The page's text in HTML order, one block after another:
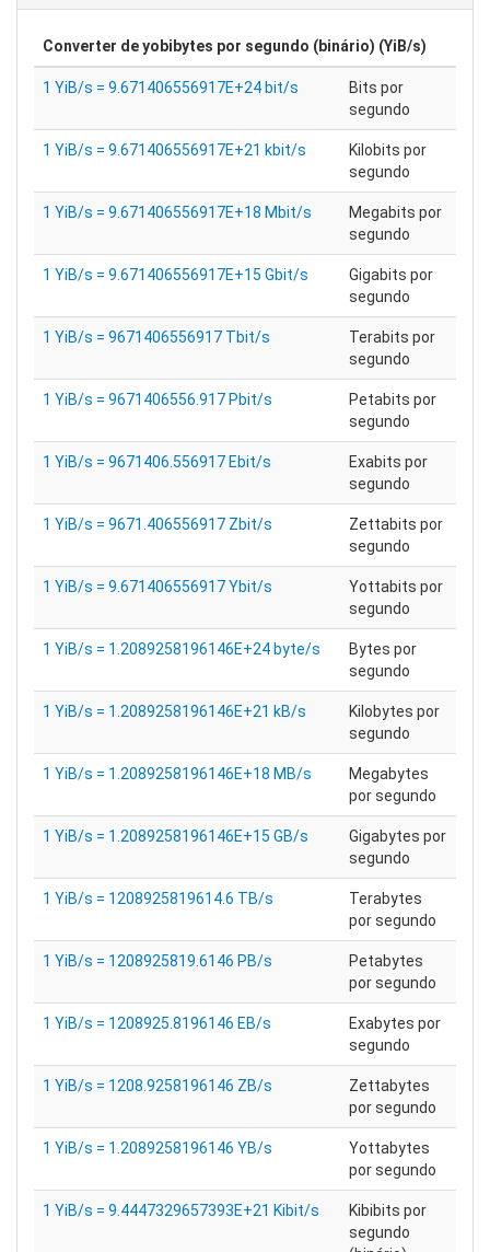
Converter deyobibytes por segundo (binário) (YiB/s)
1 YiB/s = 9.671406556917E+24 bit/s
Bits por
segundo
1 YiB/s = 9.671406556917E+21 kbit/s
Kilobits por
segundo
1 YiB/s = 9.671406556917E+18 Mbit/s
Megabits por
segundo
1 YiB/s = 9.671406556917E+15 Gbit/s
Gigabits por
segundo
1 YiB/s = 9671406556917 Tbit/s
Terabits por
segundo
1 YiB/s = 9671406556.917 Pbit/s
Petabits por
segundo
1 YiB/s = 9671406.556917 Ebit/s
Exabits por
segundo
1 YiB/s = 9671.406556917 Zbit/s
Zettabits por
segundo
1 YiB/s = 9.671406556917 Ybit/s
Yottabits por
segundo
1 YiB/s = 1.2089258196146E+24 byte/s
Bytes por
segundo
1 YiB/s = 1.2089258196146E+21 kB/s
Kilobytes por
segundo
1 YiB/s = 1.2089258196146E+18 MB/s
Megabytes
por segundo
1 YiB/s = 1.2089258196146E+15 GB/s
Gigabytes por
segundo
1 YiB/s = 1208925819614.6 TB/s
Terabytes
por segundo
1 YiB/s = 1208925819.6146 PB/s
Petabytes
por segundo
1 YiB/s = 1208925.8196146 EB/s
Exabytes por
segundo
1 YiB/s = 1208.9258196146 ZB/s
Zettabytes
por segundo
1 YiB/s = 1.2089258196146 YB/s
Yottabytes
por segundo
1 YiB/s = 9.4447329657393E+21 Kibit/s
Kibibits por
segundo